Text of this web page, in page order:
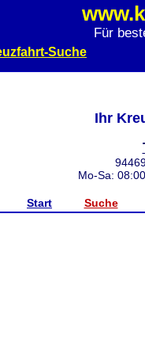
Für
Suche
Ihr
Mo-Sa:
Start Suche